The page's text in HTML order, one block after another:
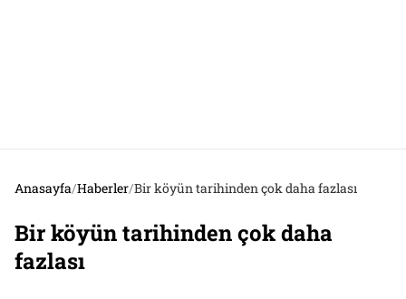
Anasayfa/Haberler/Bir köyün tarihinden çok daha fazlası
Bir köyün tarihinden çok daha
fazlası